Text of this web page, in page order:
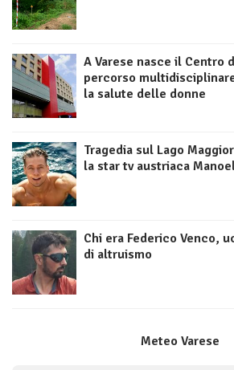
A Varese nasce il Centro
percorso
la salute delle donne
Tragedia sul Lago
la star tv austriaca
Chi era Federico Venco,
di altruismo
Meteo Varese